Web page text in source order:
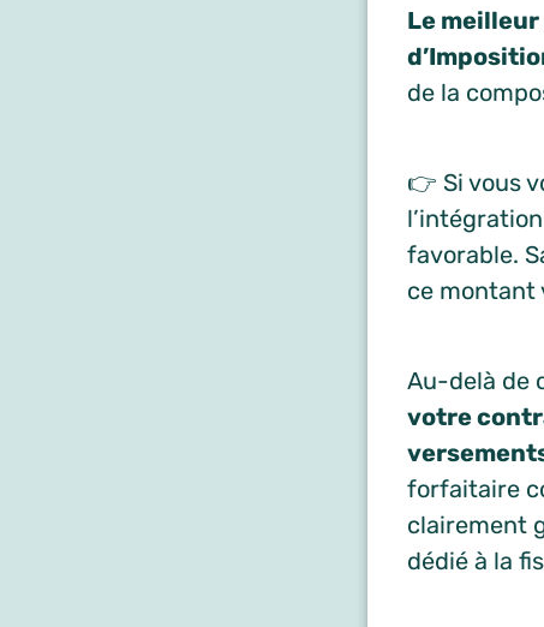
Le
de la
👉 Si vous
favorable.
ce montant
Au-delà de
votre
forfaitaire
clairement
dédié à la